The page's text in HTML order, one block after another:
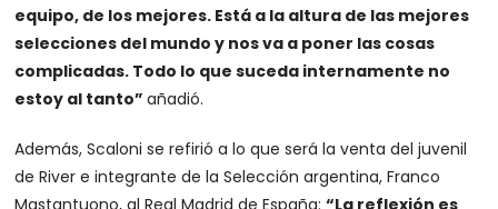
equipo, de los mejores. Está a la altura de las mejores
selecciones del mundo y nos va a poner las cosas
complicadas. Todo lo que suceda internamente no
estoy al tanto”añadió.
Además, Scaloni se refirió a lo que será la venta del juvenil
de River e integrante de la Selección argentina, Franco
Mastantuono, al Real Madrid de España:“La reflexión es